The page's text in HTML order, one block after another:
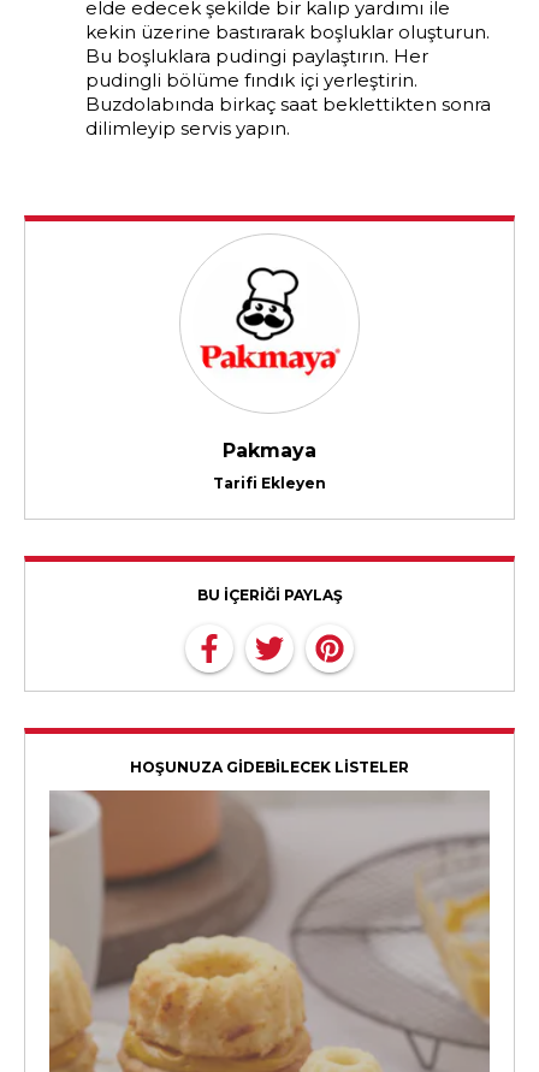
elde edecek şekilde bir kalıp yardımı ile
kekin üzerine bastırarak boşluklar oluşturun.
Bu boşluklara pudingi paylaştırın. Her
pudingli bölüme fındık içi yerleştirin.
Buzdolabında birkaç saat beklettikten sonra
dilimleyip servis yapın.
Pakmaya
Tarifi Ekleyen
BU İÇERİĞİ PAYLAŞ
HOŞUNUZA GİDEBİLECEK LİSTELER